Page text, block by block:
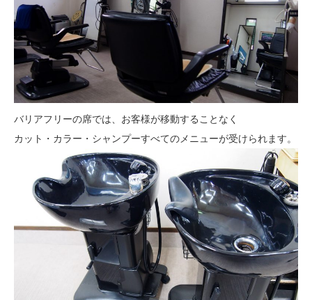
バリアフリーの席では、お客様が移動することなく
カット・カラー・シャンプーすべてのメニューが受けられます。